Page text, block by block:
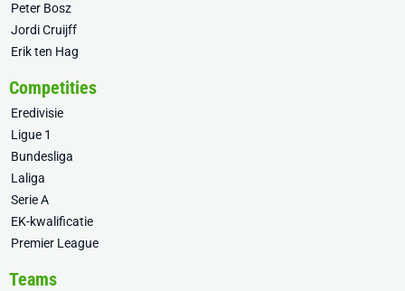
Peter Bosz
Jordi Cruijff
Erik ten Hag
Competities
Eredivisie
Ligue 1
Bundesliga
Laliga
Serie A
EK-kwalificatie
Premier League
Teams